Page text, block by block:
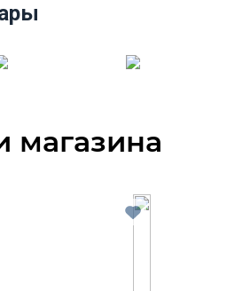
магазина